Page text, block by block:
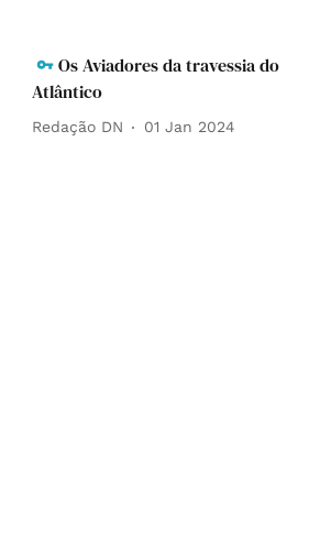
Os Aviadores da travessia do
Atlântico
Redação DN 01 Jan 2024